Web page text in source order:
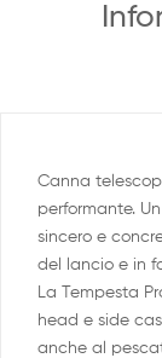
Canna
performante.
sincero e
del lancio e in
La Tempesta
head e side
anche al